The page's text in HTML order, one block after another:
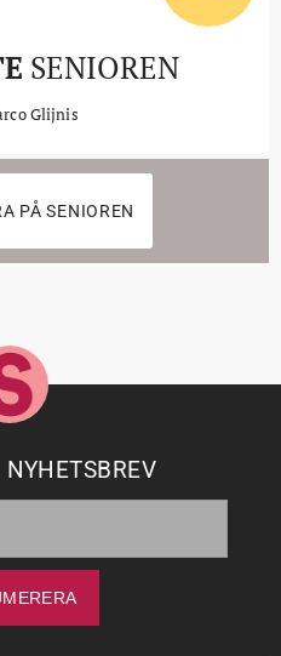
SENIOREN
Glijnis
PÅ SENIOREN
NYHETSBREV